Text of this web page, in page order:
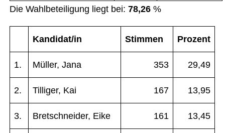
Die Wahlbeteiligung liegt bei:78,26 %
Kandidat/in Stimmen Prozent
1. Müller, Jana 353 29,49
2. Tilliger, Kai 167 13,95
3. Bretschneider, Eike 161 13,45